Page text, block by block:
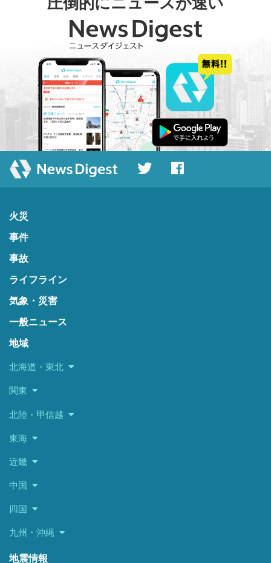
火災
事件
事故
ライフライン
気象・災害
一般ニュース
地域
北海道・東北
関東
北陸・甲信越
東海
近畿
中国
四国
九州・沖縄
地震情報